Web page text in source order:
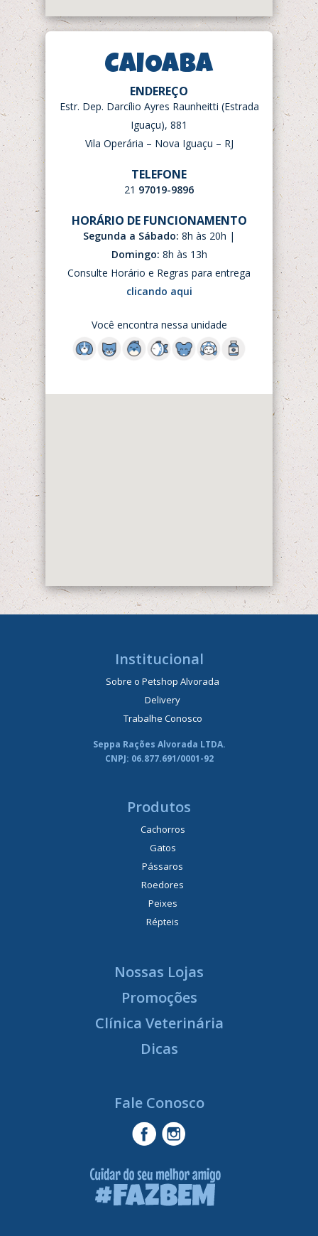
CAIOABA
ENDEREÇO
Estr. Dep. Darcílio Ayres Raunheitti (Estrada
Iguaçu), 881
Vila Operária – Nova Iguaçu – RJ
TELEFONE
21 97019-9896
HORÁRIO DE FUNCIONAMENTO
Segunda a Sábado: 8h às 20h |
Domingo: 8h às 13h
Consulte Horário e Regras para entrega
clicando aqui
Você encontra nessa unidade
Institucional
Sobre o Petshop Alvorada
Delivery
Trabalhe Conosco
Seppa Rações Alvorada LTDA.
CNPJ: 06.877.691/0001-92
Produtos
Cachorros
Gatos
Pássaros
Roedores
Peixes
Répteis
Nossas Lojas
Promoções
Clínica Veterinária
Dicas
Fale Conosco